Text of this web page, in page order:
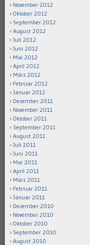
November 2012
Oktober 2012
September 2012
August 2012
Juli 2012
Juni 2012
Mai 2012
April 2012
März 2012
Februar 2012
Januar 2012
Dezember 2011
November 2011
Oktober 2011
September 2011
August 2011
Juli 2011
Juni 2011
Mai 2011
April 2011
März 2011
Februar 2011
Januar 2011
Dezember 2010
November 2010
Oktober 2010
September 2010
August 2010